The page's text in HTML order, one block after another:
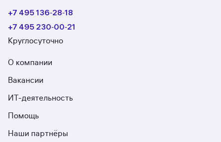
+7 495 136‑28‑18
+7 495 230‑00‑21
Круглосуточно
О компании
Вакансии
ИТ-деятельность
Помощь
Наши партнёры